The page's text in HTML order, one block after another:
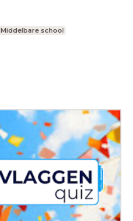
Middelbare school